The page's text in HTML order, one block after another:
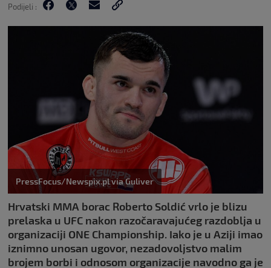
Podijeli :
PressFocus/Newspix.pl via Guliver
Hrvatski MMA borac Roberto Soldić vrlo je blizu
prelaska u UFC nakon razočaravajućeg razdoblja u
organizaciji ONE Championship. Iako je u Aziji imao
iznimno unosan ugovor, nezadovoljstvo malim
brojem borbi i odnosom organizacije navodno ga je